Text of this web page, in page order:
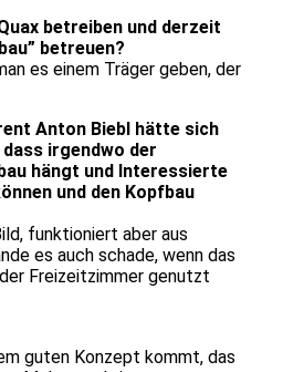
betreiben und derzeit
betreuen?
es einem Träger geben, der
Anton Biebl hätte sich
irgendwo der
hängt und Interessierte
und den Kopfbau
funktioniert aber aus
es auch schade, wenn das
Freizeitzimmer genutzt
guten Konzept kommt, das